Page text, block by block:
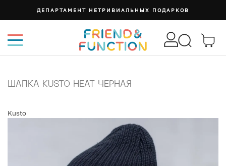
ДЕПАРТАМЕНТ НЕТРИВИАЛЬНЫХ ПОДАРКОВ
ШАПКА KUSTO HEAT ЧЕРНАЯ
Kusto